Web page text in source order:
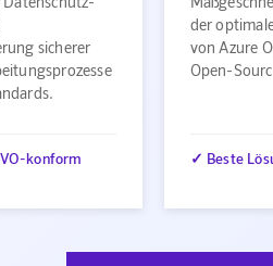
sicherer
konform
der
von Azure
Open-
✓ Beste